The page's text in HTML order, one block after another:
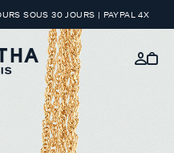
SOUS 30 JOURS | PAYPAL 4X